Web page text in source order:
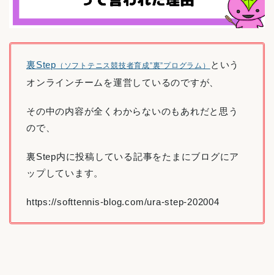
裏Step （ソフトテニス競技者育成”裏”プログラム）
という
オンラインチームを運営しているのですが、
その中の内容が全くわからないのもあれだと思う
ので、
裏Step内に投稿している記事をたまにブログにア
ップしています。
https://softtennis-blog.com/ura-step-202004